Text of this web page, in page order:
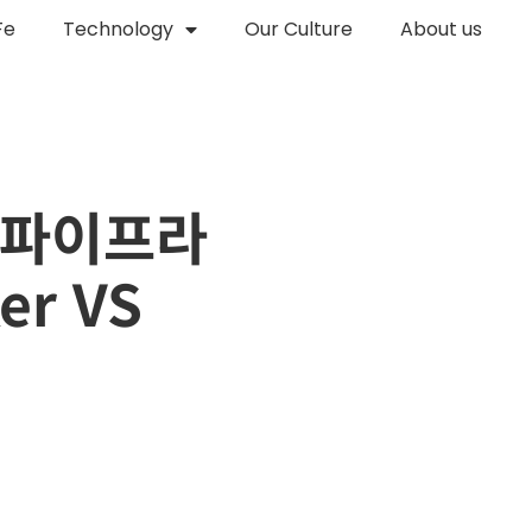
Technology Our Culture About us
이프라
VS